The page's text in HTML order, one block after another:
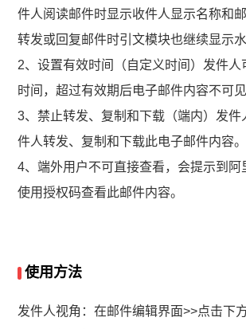
件人阅读邮件时显示收件人显示名称和邮
转发或回复邮件时引文模块也继续显示水
2、设置有效时间（自定义时间）发件人
时间，超过有效期后电子邮件内容不可见
3、禁止转发、复制和下载（端内）发件
件人转发、复制和下载此电子邮件内容。
4、端外用户不可直接查看，会提示到阿
使用授权码查看此邮件内容。
使用方法
发件人视角：在邮件编辑界面>>点击下